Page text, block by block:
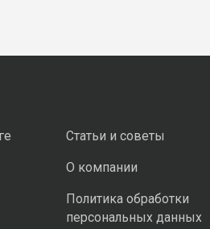
Статьи и советы
О компании
Политика обработки
персональных данных